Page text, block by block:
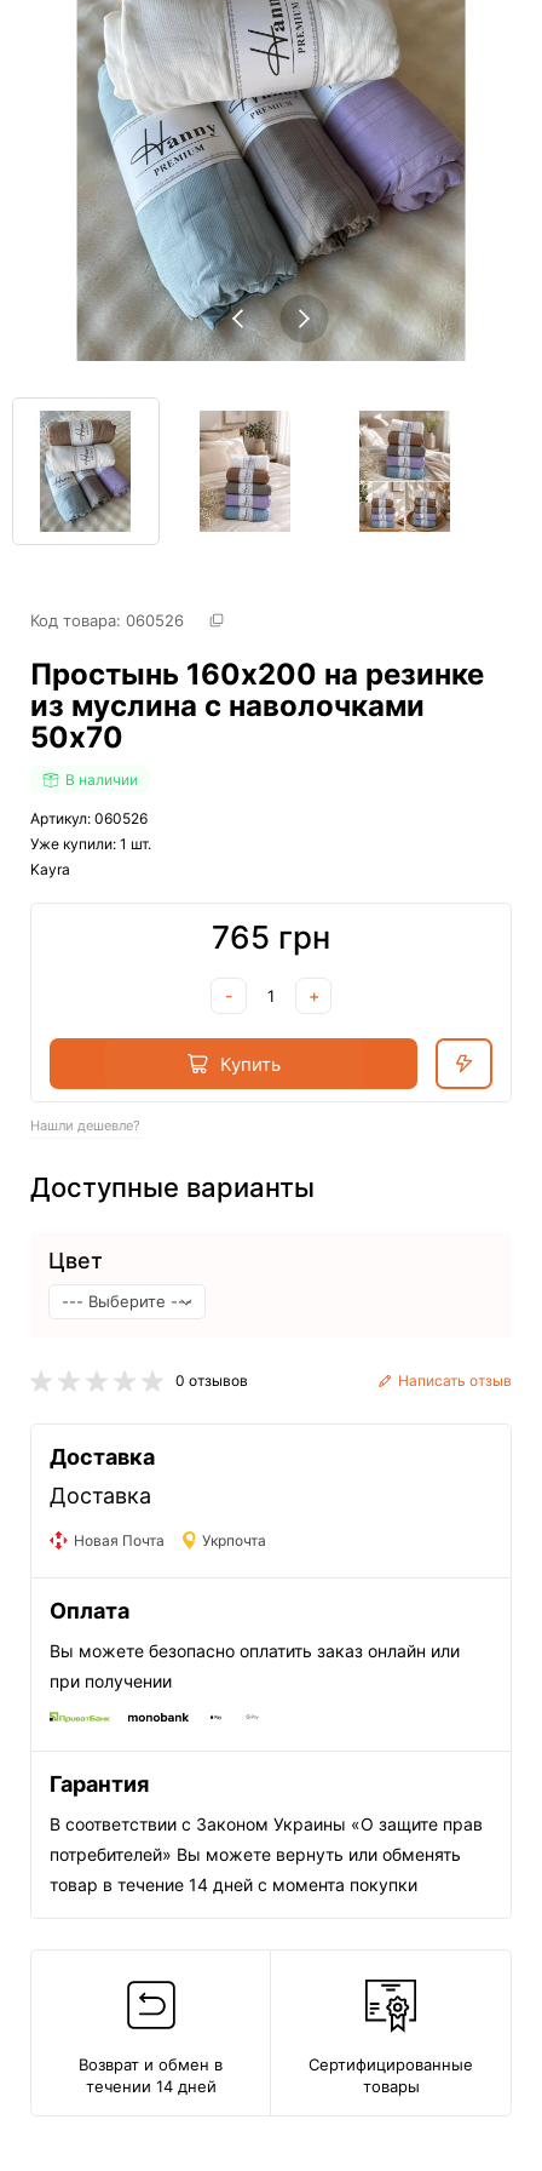
Код товара: 060526
Простынь 160х200 на резинке
из муслина с наволочками
50х70
В наличии
Артикул: 060526
Уже купили: 1 шт.
Kayra
765 грн
- +
Купить
Нашли дешевле?
Доступные варианты
Цвет
0 отзывов Написать отзыв
Доставка
Доставка
Новая Почта Укрпочта
Оплата
Вы можете безопасно оплатить заказ онлайн или
при получении
Гарантия
В соответствии с Законом Украины «О защите прав
потребителей» Вы можете вернуть или обменять
товар в течение 14 дней с момента покупки
Возврат и обмен в
течении 14 дней
Сертифицированные
товары